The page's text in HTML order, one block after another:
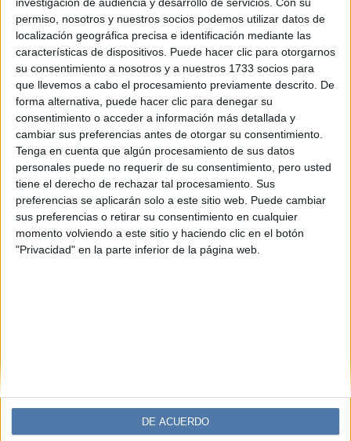
permiso, nosotros y nuestros socios podemos utilizar datos de
localización geográfica precisa e identificación mediante las
características de dispositivos. Puede hacer clic para otorgarnos
su consentimiento a nosotros y a nuestros 1733 socios para
que llevemos a cabo el procesamiento previamente descrito. De
forma alternativa, puede hacer clic para denegar su
consentimiento o acceder a información más detallada y
cambiar sus preferencias antes de otorgar su consentimiento.
Tenga en cuenta que algún procesamiento de sus datos
personales puede no requerir de su consentimiento, pero usted
tiene el derecho de rechazar tal procesamiento. Sus
preferencias se aplicarán solo a este sitio web. Puede cambiar
sus preferencias o retirar su consentimiento en cualquier
momento volviendo a este sitio y haciendo clic en el botón
"Privacidad" en la parte inferior de la página web.
DE ACUERDO
MODA18-08-2025 16:26
Tendencias de moda, e-commerce y
tecnología: lo que dejó Tecnomoda
2025
El primer y único evento en Argentina que une moda, e-
commerce y tecnología reunió a más de 500 referentes
de la industria en Vicente López. Charlas, desfiles y
paneles marcaron la agenda de Tecnomoda 2025,
organizado por Tiendanube Evolución, con foco en
tendencias, innovación e inteligencia artificial y del cual